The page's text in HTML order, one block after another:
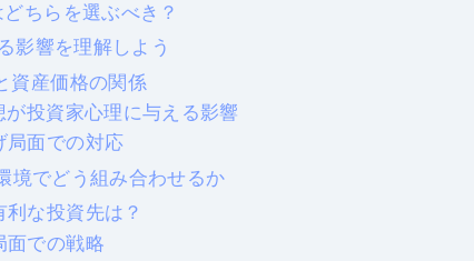
ちらを選ぶべき？
影響を理解しよう
資産価格の関係
投資家心理に与える影響
局面での対応
境でどう組み合わせるか
な投資先は？
面での戦略